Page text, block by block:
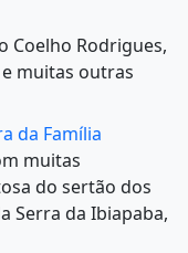
Coelho Rodrigues,
muitas outras
da Família
muitas
do sertão dos
Serra da Ibiapaba,